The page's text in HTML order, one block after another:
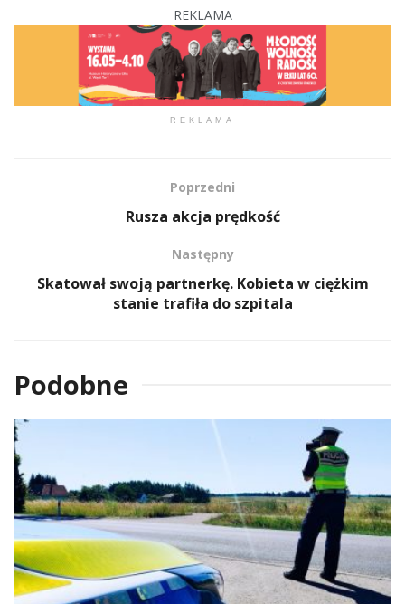
REKLAMA
REKLAMA
Poprzedni
Rusza akcja prędkość
Następny
Skatował swoją partnerkę. Kobieta w ciężkim
stanie trafiła do szpitala
Podobne